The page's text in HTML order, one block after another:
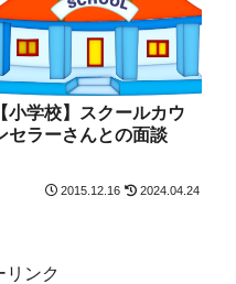
【小学校】スクールカウ
セラーさんとの面談
2015.12.16 2024.04.24
リンク